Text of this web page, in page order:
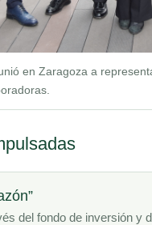
en Zaragoza a
del fondo de inversión y